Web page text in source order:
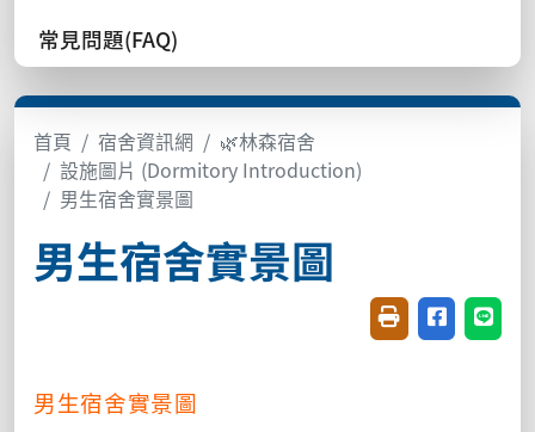
常見問題(FAQ)
首頁 宿舍資訊網
🌿林森宿舍
設施圖片 (Dormitory Introduction)
男生宿舍實景圖
男生宿舍實景圖
友善列印(開新視
分享至臉書
分享
男生宿舍實景圖